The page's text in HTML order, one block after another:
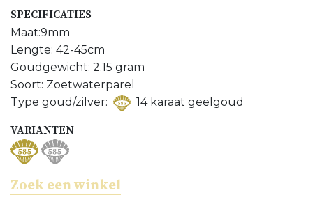
Bijpassend oorbellen bekijken
Meer Hangers bekijken
Meer Zoetwaterparel sieraden bekijken
SPECIFICATIES
Maat:9mm
Lengte: 42-45cm
Goudgewicht: 2.15 gram
Soort: Zoetwaterparel
Type goud/zilver:
14 karaat geelgoud
VARIANTEN
Zoek een winkel